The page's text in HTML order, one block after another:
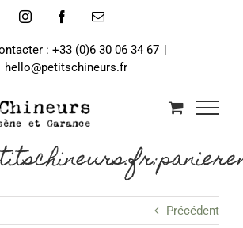
InstagramFacebookEmail
: +33 (0)6 30 06 34 67 |
hello@petitschineurs.fr
Précédent